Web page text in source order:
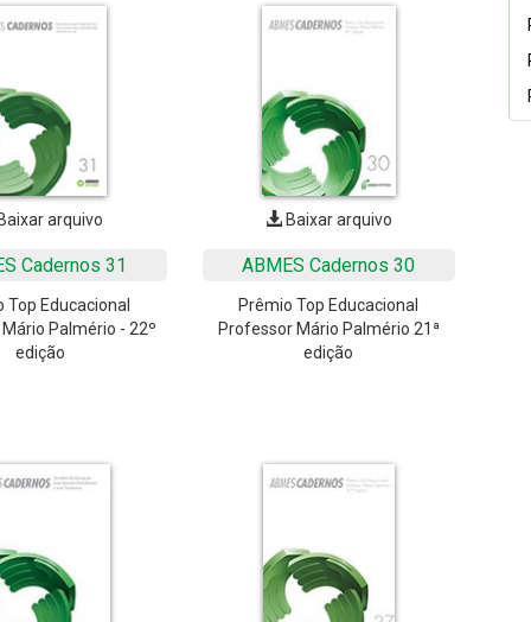
arquivo
Cadernos 31
Top Educacional
Palmério - 22º
edição
Baixar arquivo
ABMES Cadernos 30
Prêmio Top Educacional
Professor Mário Palmério 21ª
edição